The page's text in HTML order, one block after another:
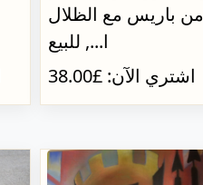
من باريس مع الظلال
ا..., للبيع
اشتري الآن: £38.00